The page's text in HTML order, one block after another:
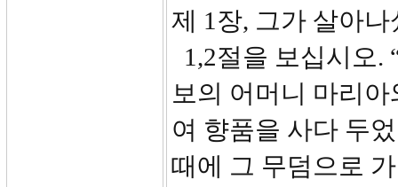
제 1장, 그가 살아
1,2절을 보십시오.
보의 어머니 마리
여 향품을 사다 두
때에 그 무덤으로